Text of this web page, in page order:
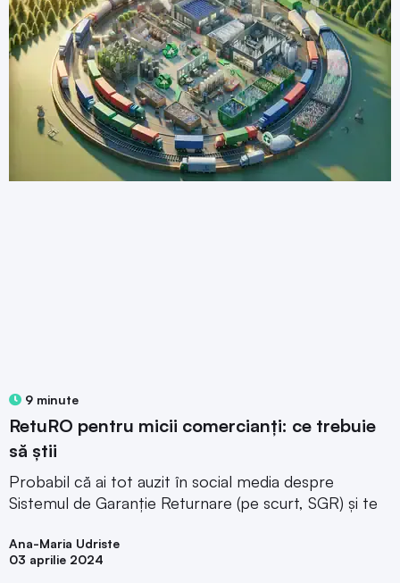
9 minute
RetuRO pentru micii comercianți: ce trebuie
să știi
Probabil că ai tot auzit în social media despre
Sistemul de Garanție Returnare (pe scurt, SGR) și te
Ana-Maria Udriste
03 aprilie 2024